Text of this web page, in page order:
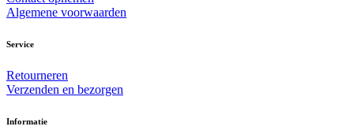
Algemene voorwaarden
Service
Retourneren
Verzenden en bezorgen
Informatie